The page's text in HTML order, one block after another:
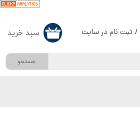
جستجو
/ ثبت نام در سایت سبد خرید